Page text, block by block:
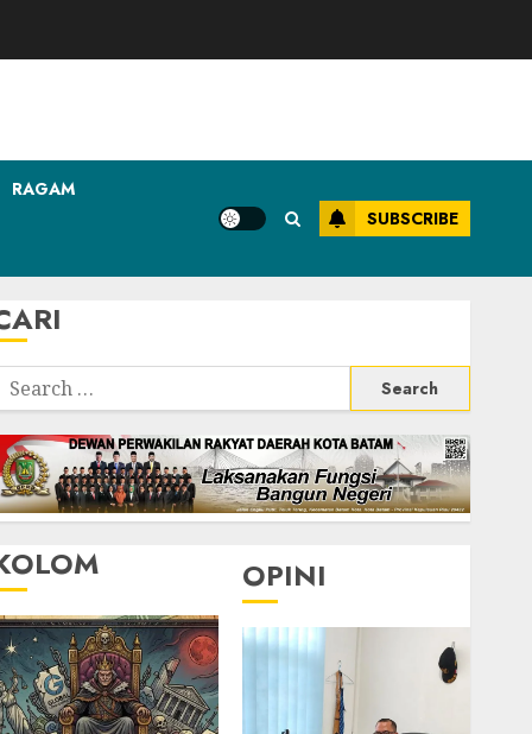
RAGAM
SUBSCRIBE
Search
OPINI